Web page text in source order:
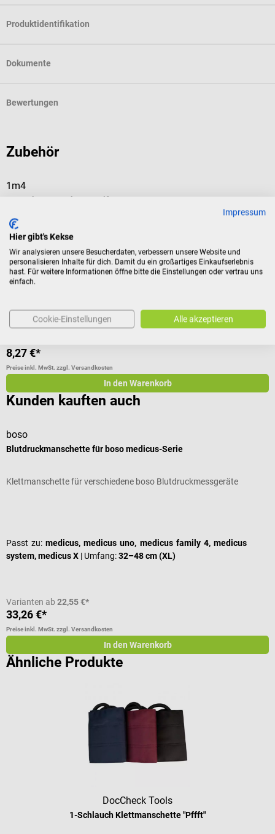
Produktidentifikation
Dokumente
Bewertungen
Zubehör
1m4
Manschetten-Schutzstreifen
Zur hygienischen Anwendung von Blutdruckmanschetten
Inhalt:100 Stück(0,08 € / 1 Stück)
8,27 €*
Preise inkl. MwSt. zzgl. Versandkosten
In den Warenkorb
Kunden kauften auch
boso
Blutdruckmanschette für boso medicus-Serie
Klettmanschette für verschiedene boso Blutdruckmessgeräte
Passt zu: medicus, medicus uno, medicus family 4, medicus
system, medicus X | Umfang:32–48 cm (XL)
Varianten ab 22,55 €*
33,26 €*
Preise inkl. MwSt. zzgl. Versandkosten
In den Warenkorb
Ähnliche Produkte
DocCheck Tools
1-Schlauch Klettmanschette "Pffft"
Impressum
Hier gibt's Kekse
Wir analysieren unsere Besucherdaten, verbessern unsere Website und
personalisieren Inhalte für dich. Damit du ein großartiges Einkaufserlebnis
hast. Für weitere Informationen öffne bitte die Einstellungen oder vertrau uns
einfach.
Cookie-Einstellungen Alle akzeptieren